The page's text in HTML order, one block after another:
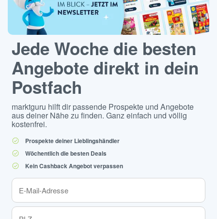
Jede Woche die besten
Angebote direkt in dein
Postfach
marktguru hilft dir passende Prospekte und Angebote
aus deiner Nähe zu finden. Ganz einfach und völlig
kostenfrei.
Prospekte deiner Lieblingshändler
Wöchentlich die besten Deals
Kein Cashback Angebot verpassen